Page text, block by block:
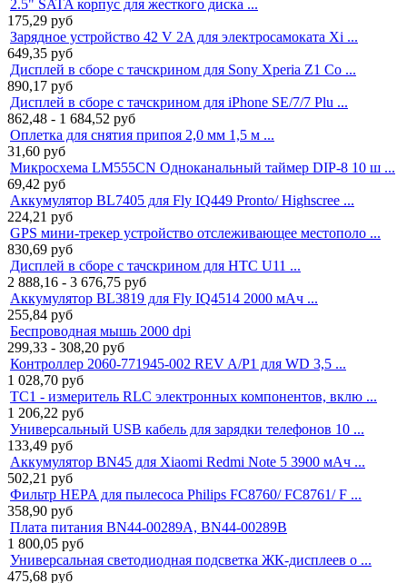
2.5" SATA корпус для жесткого диска ...
175,29 руб
Зарядное устройство 42 V 2A для электросамоката Xi ...
649,35 руб
Дисплей в сборе с тачскрином для Sony Xperia Z1 Co ...
890,17 руб
Дисплей в сборе с тачскрином для iPhone SE/7/7 Plu ...
862,48 - 1 684,52 руб
Оплетка для снятия припоя 2,0 мм 1,5 м ...
31,60 руб
Микросхема LM555CN Одноканальный таймер DIP-8 10 ш ...
69,42 руб
Аккумулятор BL7405 для Fly IQ449 Pronto/ Highscree ...
224,21 руб
GPS мини-трекер устройство отслеживающее местополо ...
830,69 руб
Дисплей в сборе с тачскрином для HTC U11 ...
2 888,16 - 3 676,75 руб
Аккумулятор BL3819 для Fly IQ4514 2000 мАч ...
255,84 руб
Беспроводная мышь 2000 dpi
299,33 - 308,20 руб
Контроллер 2060-771945-002 REV A/P1 для WD 3,5 ...
1 028,70 руб
TC1 - измеритель RLC электронных компонентов, вклю ...
1 206,22 руб
Универсальный USB кабель для зарядки телефонов 10 ...
133,49 руб
Аккумулятор BN45 для Xiaomi Redmi Note 5 3900 мАч ...
502,21 руб
Фильтр HEPA для пылесоса Philips FC8760/ FC8761/ F ...
358,90 руб
Плата питания BN44-00289A, BN44-00289B
1 800,05 руб
Универсальная светодиодная подсветка ЖК-дисплеев о ...
475,68 руб